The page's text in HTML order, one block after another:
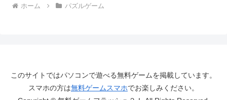
ホーム パズルゲーム
このサイトではパソコンで遊べる無料ゲームを掲載しています。
スマホの方は無料ゲームスマホでお楽しみください。